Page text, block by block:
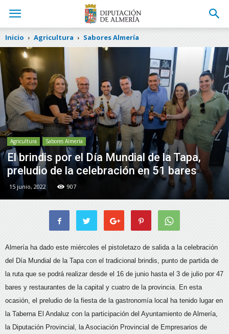
Inicio Agricultura Sabores Almería
Agricultura Sabores Almería
El brindis por el Día Mundial de la Tapa,
preludio de la celebración en 51 bares
15 junio, 2022 907
Almería ha dado este miércoles el pistoletazo de salida a la celebración
del Día Mundial de la Tapa con el tradicional brindis, punto de partida de
la ruta que se podrá realizar desde el 16 de junio hasta el 3 de julio por 47
bares y restaurantes de la capital y cuatro de la provincia. En esta
ocasión, el preludio de la fiesta de la gastronomía local ha tenido lugar en
la Taberna El Andaluz con la participación del Ayuntamiento de Almería,
la Diputación Provincial, la Asociación Provincial de Empresarios de